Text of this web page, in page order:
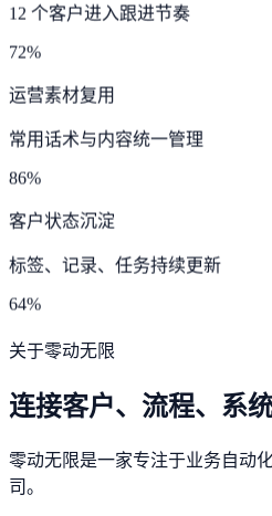
12 个客户进入跟进节奏
72%
运营素材复用
常用话术与内容统一管理
86%
客户状态沉淀
标签、记录、任务持续更新
64%
关于零动无限
连接客户、流程、系
零动无限是一家专注于业务自动
司。